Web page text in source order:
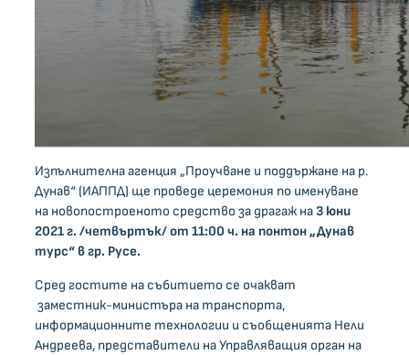
Изпълнителна агенция „Проучване и поддържане на р.
Дунав“ (ИАППД) ще проведе церемония по именуване
на новопостроеното средство за драгаж на3 юни
2021 г. /четвъртък/ от 11:00 ч. на понтон „Дунав
турс“ в гр. Русе.
Сред гостите на събитието се очакват
заместник-министъра на транспорта,
информационните технологии и съобщенията Нели
Андреева, представители на Управляващия орган на